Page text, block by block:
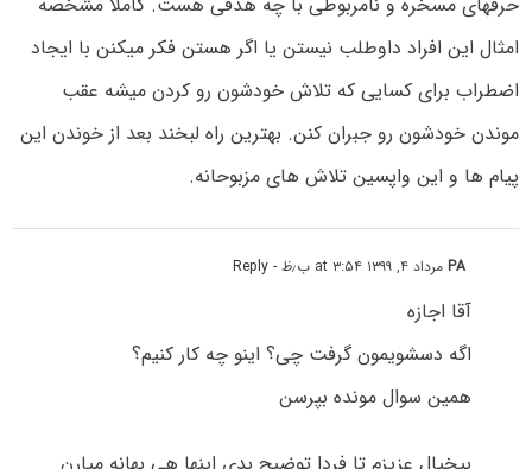
امثال این افراد داوطلب نیستن یا اگر هستن فکر میکنن با ایجاد
اضطراب برای کسایی که تلاش خودشون رو کردن میشه عقب
موندن خودشون رو جبران کنن. بهترین راه لبخند بعد از خوندن این
پیام ها و این واپسین تلاش های مزبوحانه.
PAمرداد ۴, ۱۳۹۹ at ۳:۵۴ ب٫ظ - Reply
آقا اجازه
اگه دسشویمون گرفت چی؟ اینو چه کار کنیم؟
همین سوال مونده بپرسن